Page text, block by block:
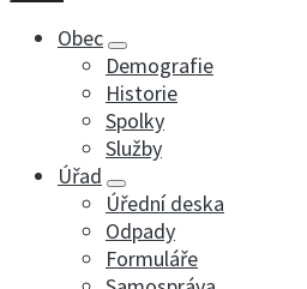
Obec
Demografie
Historie
Spolky
Služby
Úřad
Úřední deska
Odpady
Formuláře